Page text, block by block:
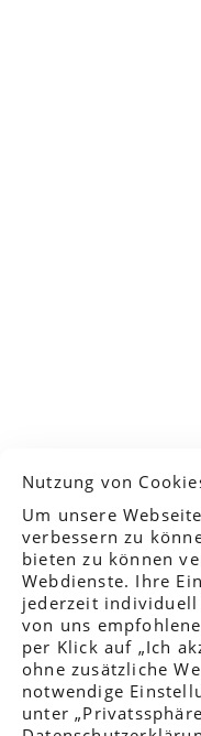
Marketing /
Google
Conversion
Anbieter
Google Ireland
Dublin, D04 E5W5,
Nutzung von
Um unsere
verbessern zu
bieten zu können
Webdienste. Ihre
jederzeit
von uns
per Klick auf „Ich
ohne zusätzliche
notwendige
unter